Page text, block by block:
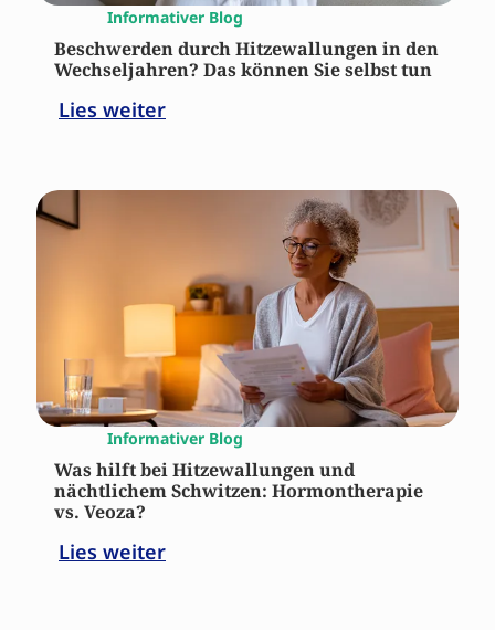
Informativer Blog
Beschwerden durch Hitzewallungen in den
Wechseljahren? Das können Sie selbst tun
Lies weiter
Informativer Blog
Was hilft bei Hitzewallungen und
nächtlichem Schwitzen: Hormontherapie
vs. Veoza?
Lies weiter